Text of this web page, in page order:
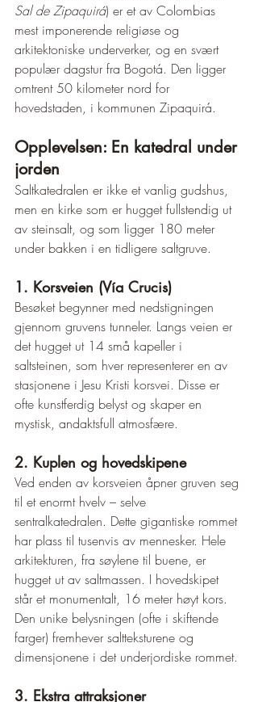
Sal de Zipaquirá) er et av Colombias
mest imponerende religiøse og
arkitektoniske underverker, og en svært
populær dagstur fra Bogotá. Den ligger
omtrent 50 kilometer nord for
hovedstaden, i kommunen Zipaquirá.
Opplevelsen: En katedral under
jorden
Saltkatedralen er ikke et vanlig gudshus,
men en kirke som er hugget fullstendig ut
av steinsalt, og som ligger 180 meter
under bakken i en tidligere saltgruve.
1. Korsveien (Vía Crucis)
Besøket begynner med nedstigningen
gjennom gruvens tunneler. Langs veien er
det hugget ut 14 små kapeller i
saltsteinen, som hver representerer en av
stasjonene i Jesu Kristi korsvei. Disse er
ofte kunstferdig belyst og skaper en
mystisk, andaktsfull atmosfære.
2. Kuplen og hovedskipene
Ved enden av korsveien åpner gruven seg
til et enormt hvelv – selve
sentralkatedralen. Dette gigantiske rommet
har plass til tusenvis av mennesker. Hele
arkitekturen, fra søylene til buene, er
hugget ut av saltmassen. I hovedskipet
står et monumentalt, 16 meter høyt kors.
Den unike belysningen (ofte i skiftende
farger) fremhever saltteksturene og
dimensjonene i det underjordiske rommet.
3. Ekstra attraksjoner